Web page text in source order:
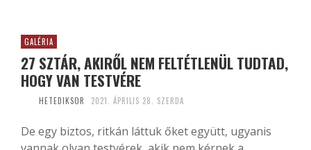
GALÉRIA
27 SZTÁR, AKIRŐL NEM FELTÉTLENÜL TUDTAD,
HOGY VAN TESTVÉRE
HETEDIKSOR 2021. ÁPRILIS 28. SZERDA
De egy biztos, ritkán láttuk őket együtt, ugyanis